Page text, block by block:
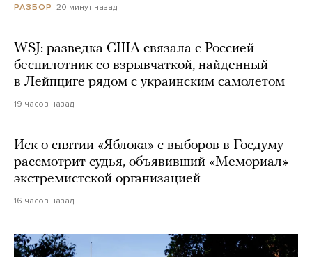
РАЗБОР 20 минут назад
WSJ: разведка США связала с Россией
беспилотник со взрывчаткой, найденный
в Лейпциге рядом с украинским самолетом
19 часов назад
Иск о снятии «Яблока» с выборов в Госдуму
рассмотрит судья, объявивший «Мемориал»
экстремистской организацией
16 часов назад